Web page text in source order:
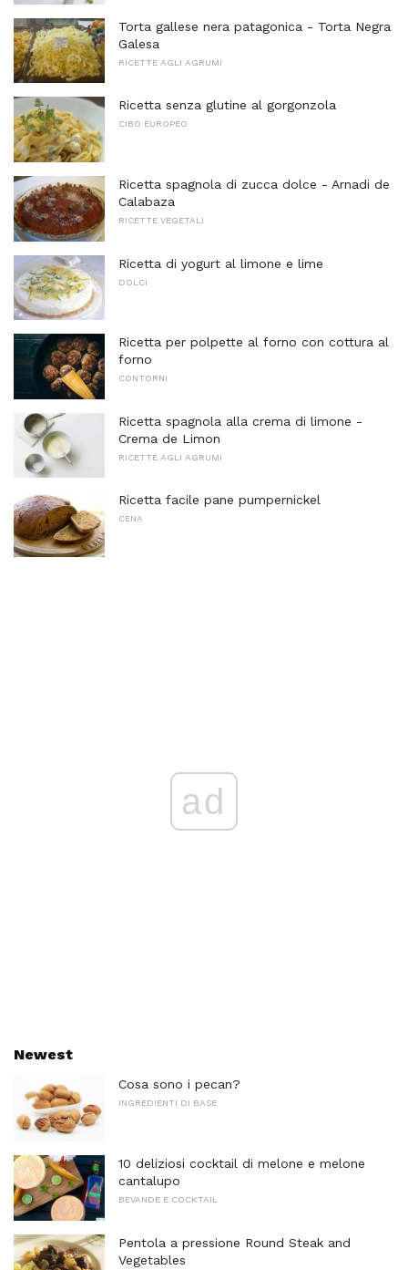
Torta gallese nera patagonica - Torta Negra
Galesa
RICETTE AGLI AGRUMI
Ricetta senza glutine al gorgonzola
CIBO EUROPEO
Ricetta spagnola di zucca dolce - Arnadi de
Calabaza
RICETTE VEGETALI
Ricetta di yogurt al limone e lime
DOLCI
Ricetta per polpette al forno con cottura al
forno
CONTORNI
Ricetta spagnola alla crema di limone -
Crema de Limon
RICETTE AGLI AGRUMI
Ricetta facile pane pumpernickel
CENA
ad
Newest
Cosa sono i pecan?
INGREDIENTI DI BASE
10 deliziosi cocktail di melone e melone
cantalupo
BEVANDE E COCKTAIL
Pentola a pressione Round Steak and
Vegetables